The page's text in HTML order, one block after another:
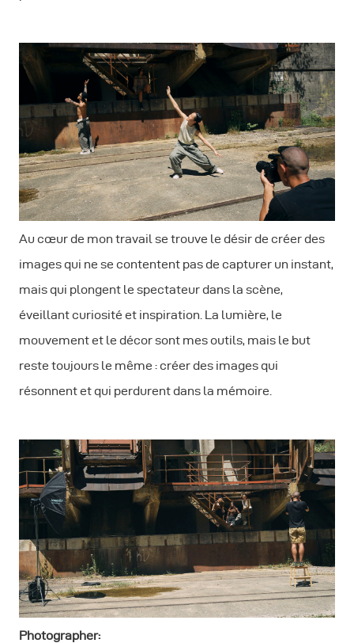
Au cœur de mon travail se trouve le désir de créer des
images qui ne se contentent pas de capturer un instant,
mais qui plongent le spectateur dans la scène,
éveillant curiosité et inspiration. La lumière, le
mouvement et le décor sont mes outils, mais le but
reste toujours le même : créer des images qui
résonnent et qui perdurent dans la mémoire.
Photographer: